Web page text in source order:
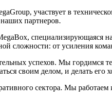
участвует в
партнеров.
специализирующаяся
сложности: от усиления
успехов. Мы гордимся
своим делом, и делать
сектора. Мы